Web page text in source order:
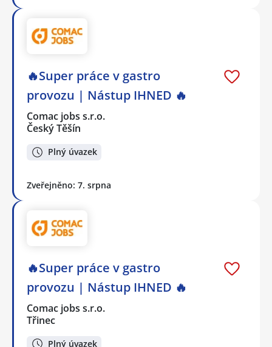
🔥Super práce v gastro
provozu | Nástup IHNED 🔥
Comac jobs s.r.o.
Český Těšín
Plný úvazek
Zveřejněno: 7. srpna
🔥Super práce v gastro
provozu | Nástup IHNED 🔥
Comac jobs s.r.o.
Třinec
Plný úvazek